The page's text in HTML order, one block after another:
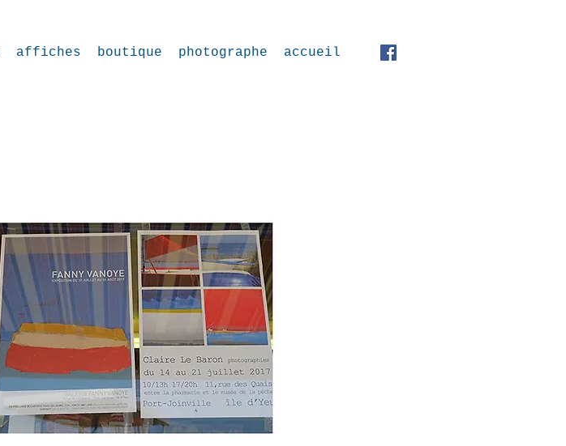
affiches boutique photographe accueil